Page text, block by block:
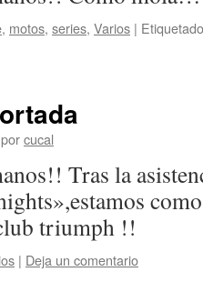
, motos, series, Varios | Etiquetado
porcucal
Tras la
triumph !!
| Deja un comentario